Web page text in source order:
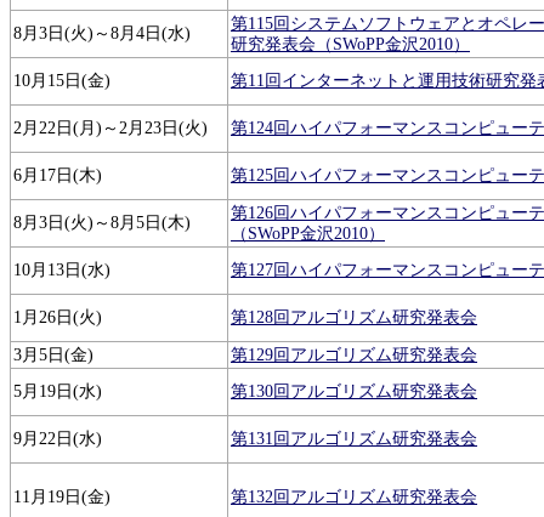
8月3日(火)～8月4日(水)
第115回システムソフトウェアとオペレ
研究発表会（SWoPP金沢2010）
10月15日(金)
第11回インターネットと運用技術研究発
2月22日(月)～2月23日(火) 第124回ハイパフォーマンスコンピュー
6月17日(木) 第125回ハイパフォーマンスコンピュー
8月3日(火)～8月5日(木)
第126回ハイパフォーマンスコンピュー
（SWoPP金沢2010）
10月13日(水)
第127回ハイパフォーマンスコンピュー
1月26日(火) 第128回アルゴリズム研究発表会
3月5日(金)
第129回アルゴリズム研究発表会
5月19日(水)
第130回アルゴリズム研究発表会
9月22日(水) 第131回アルゴリズム研究発表会
11月19日(金) 第132回アルゴリズム研究発表会